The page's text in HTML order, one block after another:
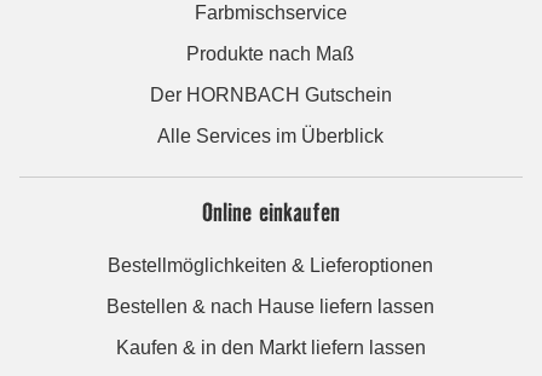
Farbmischservice
Produkte nach Maß
Der HORNBACH Gutschein
Alle Services im Überblick
Online einkaufen
Bestellmöglichkeiten & Lieferoptionen
Bestellen & nach Hause liefern lassen
Kaufen & in den Markt liefern lassen